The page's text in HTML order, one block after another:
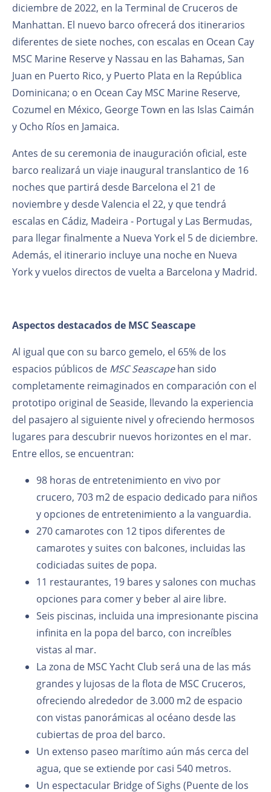
diciembre de 2022, en la Terminal de Cruceros de
Manhattan. El nuevo barco ofrecerá dos itinerarios
diferentes de siete noches, con escalas en Ocean Cay
MSC Marine Reserve y Nassau en las Bahamas, San
Juan en Puerto Rico, y Puerto Plata en la República
Dominicana; o en Ocean Cay MSC Marine Reserve,
Cozumel en México, George Town en las Islas Caimán
y Ocho Ríos en Jamaica.
Antes de su ceremonia de inauguración oficial, este
barco realizará un viaje inaugural translantico de 16
noches que partirá desde Barcelona el 21 de
noviembre y desde Valencia el 22, y que tendrá
escalas en Cádiz, Madeira - Portugal y Las Bermudas,
para llegar finalmente a Nueva York el 5 de diciembre.
Además, el itinerario incluye una noche en Nueva
York y vuelos directos de vuelta a Barcelona y Madrid.
Aspectos destacados de MSC Seascape
Al igual que con su barco gemelo, el 65% de los
espacios públicos de MSC Seascapehan sido
completamente reimaginados en comparación con el
prototipo original de Seaside, llevando la experiencia
del pasajero al siguiente nivel y ofreciendo hermosos
lugares para descubrir nuevos horizontes en el mar.
Entre ellos, se encuentran:
98 horas de entretenimiento en vivo por
crucero, 703 m2 de espacio dedicado para niños
y opciones de entretenimiento a la vanguardia.
270 camarotes con 12 tipos diferentes de
camarotes y suites con balcones, incluidas las
codiciadas suites de popa.
11 restaurantes, 19 bares y salones con muchas
opciones para comer y beber al aire libre.
Seis piscinas, incluida una impresionante piscina
infinita en la popa del barco, con increíbles
vistas al mar.
La zona de MSC Yacht Club será una de las más
grandes y lujosas de la flota de MSC Cruceros,
ofreciendo alrededor de 3.000 m2 de espacio
con vistas panorámicas al océano desde las
cubiertas de proa del barco.
Un extenso paseo marítimo aún más cerca del
agua, que se extiende por casi 540 metros.
Un espectacular Bridge of Sighs (Puente de los